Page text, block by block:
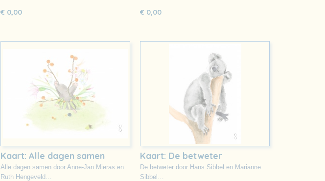
€ 0,00 € 0,00
Kaart: Alle dagen samen
Alle dagen samen door Anne-Jan Mieras en
Ruth Hengeveld…
Kaart: De betweter
De betweter door Hans Sibbel en Marianne
Sibbel…